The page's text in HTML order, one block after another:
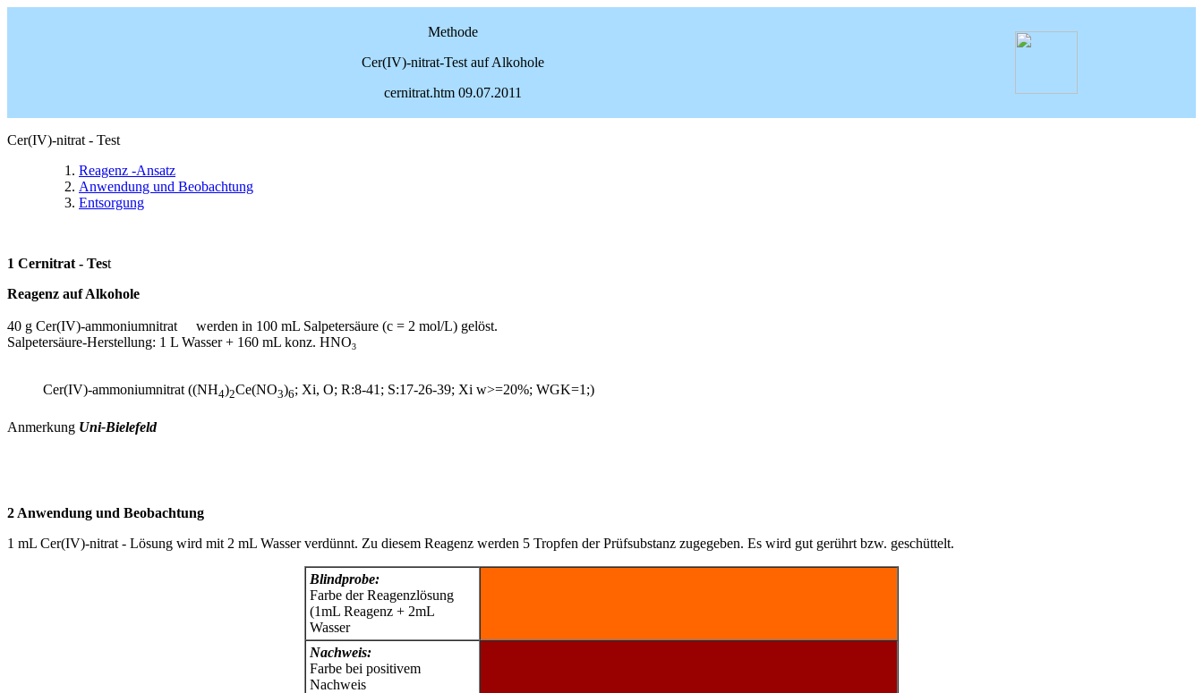
Methode
Cer(IV)-nitrat-Test auf Alkohole
cernitrat.htm 09.07.2011
Cer(IV)-nitrat - Test
Reagenz -Ansatz
Anwendung und Beobachtung
Entsorgung
1 Cernitrat - Test
Reagenz auf Alkohole
40 g Cer(IV)-ammoniumnitrat
werden in 100 mL Salpetersäure (c = 2 mol/L) gelöst.
Salpetersäure-Herstellung: 1 L Wasser + 160 mL konz. HNO3
Cer(IV)-ammoniumnitrat ((NH4)2Ce(NO3)6; Xi, O; R:8-41; S:17-26-39; Xi w>=20%; WGK=1;)
Anmerkung Uni-Bielefeld
2 Anwendung und Beobachtung
1 mL Cer(IV)-nitrat - Lösung wird mit 2 mL Wasser verdünnt. Zu diesem Reagenz werden 5 Tropfen der Prüfsubstanz zugegeben. Es wird gut gerührt bzw. geschüttelt.
Blindprobe:
Farbe der Reagenzlösung
(1mL Reagenz + 2mL
Wasser
Nachweis:
Farbe bei positivem
Nachweis